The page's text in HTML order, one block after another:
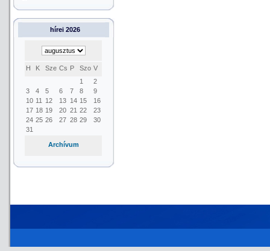
hírei 2026
H K Sze Cs P Szo V
1
2
3
4 5 6 7 8
9
10 11 12 13 14 15
16
17 18 19 20 21 22
23
24 25 26 27 28 29
30
31
Archívum